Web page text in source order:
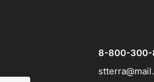
8-800-300-